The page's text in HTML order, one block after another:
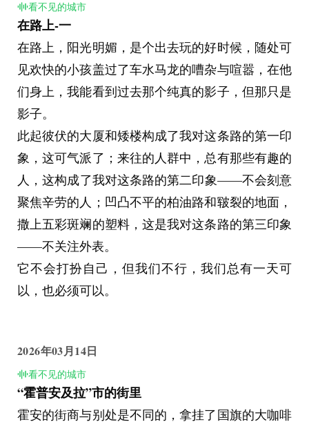
趣，不过第三页的视频却引起了他的注意：
“这里是世界的顶峰，人类的巅峰”
像这样的话他已经看过很多遍了，实在提不起翻下
去的兴趣，不过倒是在第三页看到了些有趣的。
Q：据我们所知，城市的发展前景非常的广阔，但
GDP增速却这几年只降不涨，并且前沿科技的研发
效率和相关政策的跟进甚至比以往更缓慢了，能解
释一下这个问题吗？
A：感谢您的提问，实际上，我们已经进行过一些
调整，这些调整的生效时间在明日，我们相信相关
政策的跟进和调整有利于城市的发展，我们不满意
于基层现在才做出的调整，日后我们会尽可能及时
的对政策进行修改。
这些腐朽至极的玄幻之物正在一步步侵蚀着我们的
未来，在它统治下的人类将遁入一个卖命的无底洞
中，为了一个所有人都得不到任何好处的计划…..
（详情参阅P5），我们现在的调整已经基本上摆脱
看不见的城市
在路上-一
在路上，阳光明媚，是个出去玩的好时候，随处可
见欢快的小孩盖过了车水马龙的嘈杂与喧嚣，在他
们身上，我能看到过去那个纯真的影子，但那只是
影子。
此起彼伏的大厦和矮楼构成了我对这条路的第一印
象，这可气派了；来往的人群中，总有那些有趣的
人，这构成了我对这条路的第二印象——不会刻意
聚焦辛劳的人；凹凸不平的柏油路和皲裂的地面，
撒上五彩斑斓的塑料，这是我对这条路的第三印象
——不关注外表。
它不会打扮自己，但我们不行，我们总有一天可
以，也必须可以。
2026年03月14日
看不见的城市
“霍普安及拉”市的街里
霍安的街商与别处是不同的，拿挂了国旗的大咖啡